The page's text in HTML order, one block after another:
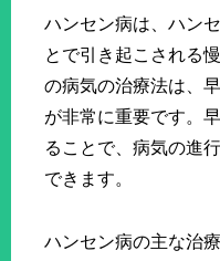
ハンセン病は、ハン
とで引き起こされる
の病気の治療法は、
が非常に重要です。
ることで、病気の進
できます。
ハンセン病の主な治